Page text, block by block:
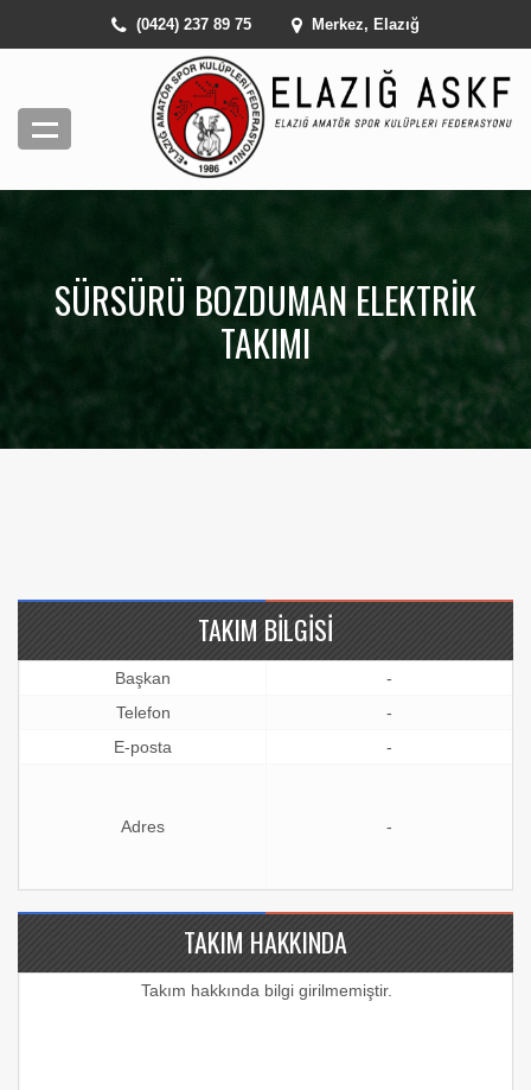
(0424) 237 89 75 Merkez, Elazığ
SÜRSÜRÜ BOZDUMAN ELEKTRIK
TAKIMI
TAKIM BILGISI
Başkan
-
Telefon
-
E-posta
-
Adres -
TAKIM HAKKINDA
Takım hakkında bilgi girilmemiştir.